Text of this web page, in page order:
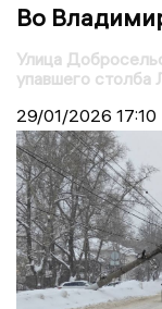
Во
Улица
упавшего
29/01/2026 17:10